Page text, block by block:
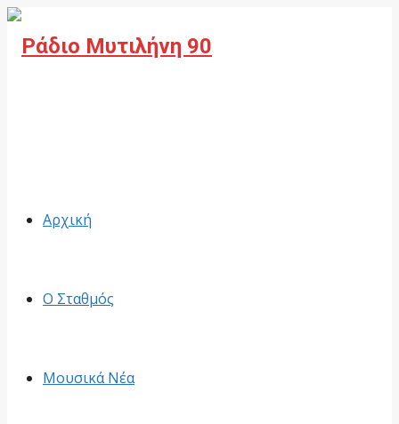
Αρχική
Ο Σταθμός
Μουσικά Νέα